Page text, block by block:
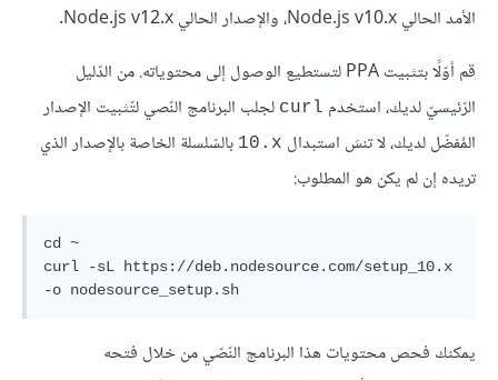
الأمد الحالي Node.js v10.x، والإصدار الحالي Node.js v12.x.
قم أوّلًا بتثبيت PPA لتستطيع الوصول إلى محتوياته. من الدّليل
الرّئيسيّ لديك، استخدم curl لجلب البرنامج النّصي لتّثبيت الإصدار
المُفضّل لديك، لا تنسَ استبدال ‎10.x بالسّلسلة الخاصة بالإصدار الذي
تريده إن لم يكن هو المطلوب:
cd
~
curl -sL https: //deb.nodesource. com/setup_10. x
-o nodesource_setup. sh
يمكنك فحص محتويات هذا البرنامج النّصّي من خلال فتحه